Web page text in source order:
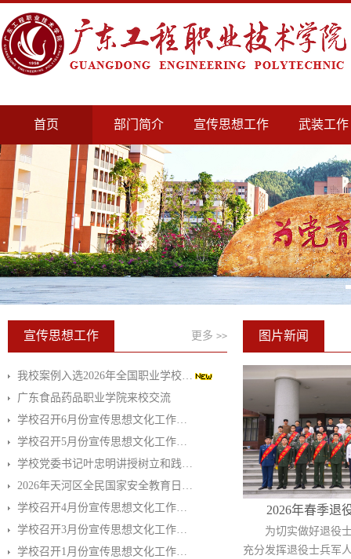
首页 部门简介 宣传思想工作 武装工作
宣传思想工作 更多 >>
我校案例入选2026年全国职业学校…
广东食品药品职业学院来校交流
学校召开6月份宣传思想文化工作…
学校召开5月份宣传思想文化工作…
学校党委书记叶忠明讲授树立和践…
2026年天河区全民国家安全教育日…
学校召开4月份宣传思想文化工作…
学校召开3月份宣传思想文化工作…
学校召开1月份宣传思想文化工作…
图片新闻
2026年春季退
为切实做好退役
充分发挥退役士兵军